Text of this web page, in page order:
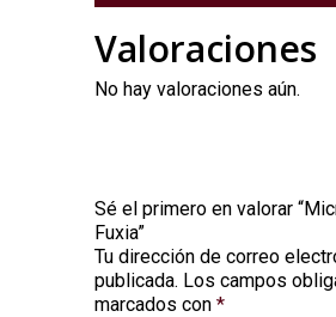
Valoraciones
No hay valoraciones aún.
Sé el primero en valorar
Fuxia”
Tu dirección de correo
publicada. Los campos
marcados con *
Alternative: